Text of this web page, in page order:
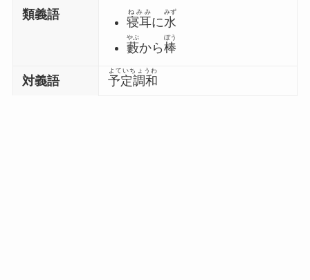
類義語
寝耳
ねみみ
に水
みず
藪
やぶ
から棒
ぼう
対義語 予定調和
よていちょうわ